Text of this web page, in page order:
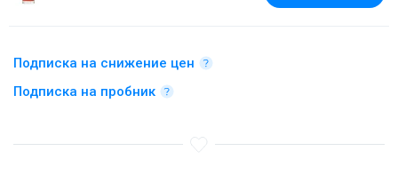
Подписка на снижение цен
Подписка на пробник